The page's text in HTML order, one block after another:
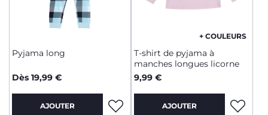
Pyjama long
Dès 19,99 €
AJOUTER
+ COULEURS
T-shirt de pyjama à
manches longues licorne
9,99 €
AJOUTER